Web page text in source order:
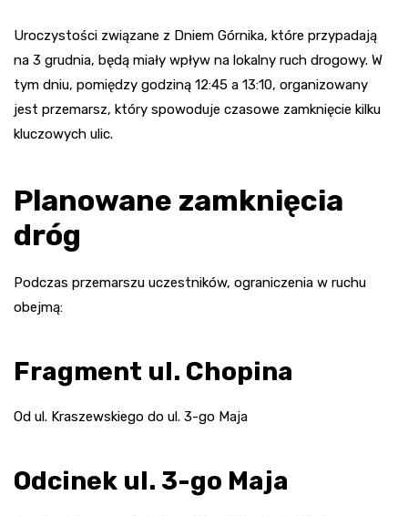
Uroczystości związane z Dniem Górnika, które przypadają
na 3 grudnia, będą miały wpływ na lokalny ruch drogowy. W
tym dniu, pomiędzy godziną 12:45 a 13:10, organizowany
jest przemarsz, który spowoduje czasowe zamknięcie kilku
kluczowych ulic.
Planowane zamknięcia
dróg
Podczas przemarszu uczestników, ograniczenia w ruchu
obejmą:
Fragment ul. Chopina
Od ul. Kraszewskiego do ul. 3-go Maja
Odcinek ul. 3-go Maja